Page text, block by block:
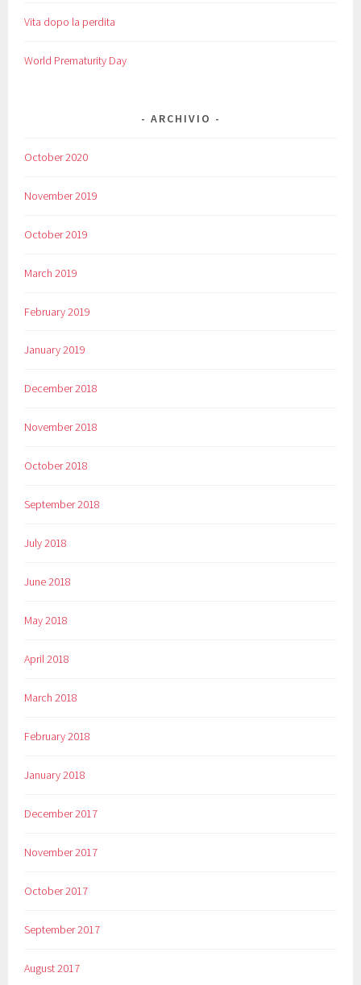
Vita dopo la perdita
World Prematurity Day
ARCHIVIO
October 2020
November 2019
October 2019
March 2019
February 2019
January 2019
December 2018
November 2018
October 2018
September 2018
July 2018
June 2018
May 2018
April 2018
March 2018
February 2018
January 2018
December 2017
November 2017
October 2017
September 2017
August 2017